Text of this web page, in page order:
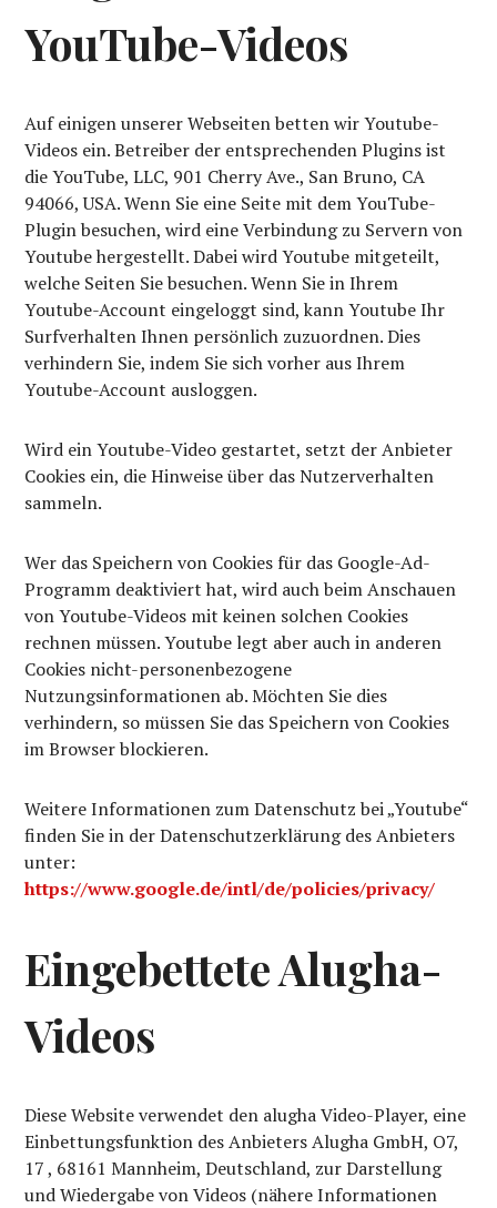
YouTube-Videos
Auf einigen unserer Webseiten betten wir Youtube-
Videos ein. Betreiber der entsprechenden Plugins ist
die YouTube, LLC, 901 Cherry Ave., San Bruno, CA
94066, USA. Wenn Sie eine Seite mit dem YouTube-
Plugin besuchen, wird eine Verbindung zu Servern von
Youtube hergestellt. Dabei wird Youtube mitgeteilt,
welche Seiten Sie besuchen. Wenn Sie in Ihrem
Youtube-Account eingeloggt sind, kann Youtube Ihr
Surfverhalten Ihnen persönlich zuzuordnen. Dies
verhindern Sie, indem Sie sich vorher aus Ihrem
Youtube-Account ausloggen.
Wird ein Youtube-Video gestartet, setzt der Anbieter
Cookies ein, die Hinweise über das Nutzerverhalten
sammeln.
Wer das Speichern von Cookies für das Google-Ad-
Programm deaktiviert hat, wird auch beim Anschauen
von Youtube-Videos mit keinen solchen Cookies
rechnen müssen. Youtube legt aber auch in anderen
Cookies nicht-personenbezogene
Nutzungsinformationen ab. Möchten Sie dies
verhindern, so müssen Sie das Speichern von Cookies
im Browser blockieren.
Weitere Informationen zum Datenschutz bei „Youtube“
finden Sie in der Datenschutzerklärung des Anbieters
unter:
https://www.google.de/intl/de/policies/privacy/
Eingebettete Alugha-
Videos
Diese Website verwendet den alugha Video-Player, eine
Einbettungsfunktion des Anbieters Alugha GmbH, O7,
17 , 68161 Mannheim, Deutschland, zur Darstellung
und Wiedergabe von Videos (nähere Informationen